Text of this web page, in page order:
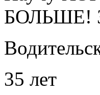
БОЛЬШЕ!
35 лет